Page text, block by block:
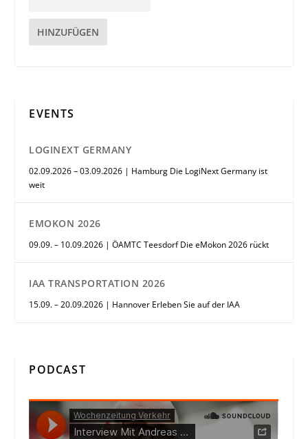
HINZUFÜGEN
EVENTS
LOGINEXT GERMANY
02.09.2026 – 03.09.2026 | Hamburg Die LogiNext Germany ist
weit
EMOKON 2026
09.09. – 10.09.2026 | ÖAMTC Teesdorf Die eMokon 2026 rückt
IAA TRANSPORTATION 2026
15.09. – 20.09.2026 | Hannover Erleben Sie auf der IAA
PODCAST